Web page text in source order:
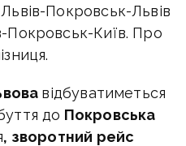
Покровськ-Львів
Покровськ-Київ. Про
відбуватиметься
до Покровська
, зворотний рейс